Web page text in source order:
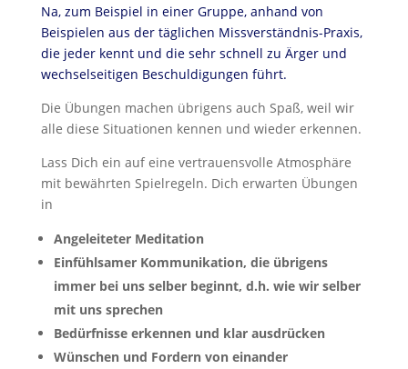
Na, zum Beispiel in einer Gruppe, anhand von
Beispielen aus der täglichen Missverständnis-Praxis,
die jeder kennt und die sehr schnell zu Ärger und
wechselseitigen Beschuldigungen führt.
Die Übungen machen übrigens auch Spaß, weil wir
alle diese Situationen kennen und wieder erkennen.
Lass Dich ein auf eine vertrauensvolle Atmosphäre
mit bewährten Spielregeln. Dich erwarten Übungen
in
Angeleiteter Meditation
Einfühlsamer Kommunikation, die übrigens
immer bei uns selber beginnt, d.h. wie wir selber
mit uns sprechen
Bedürfnisse erkennen und klar ausdrücken
Wünschen und Fordern von einander